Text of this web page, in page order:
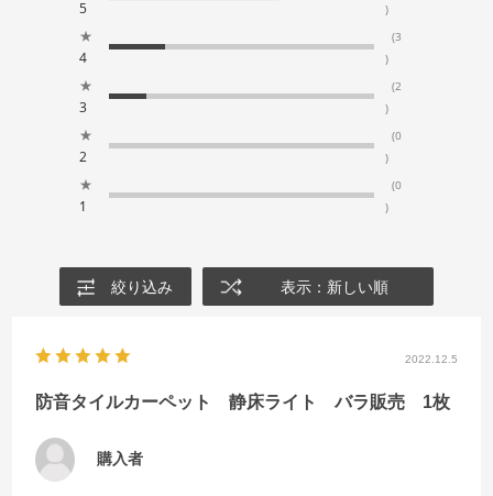
5
)
★
4
(3
)
★
3
(2
)
★
2
(0
)
★
1
(0
)
絞り込み 表示：新しい順
2022.12.5
防音タイルカーペット 静床ライト バラ販売 1枚
購入者